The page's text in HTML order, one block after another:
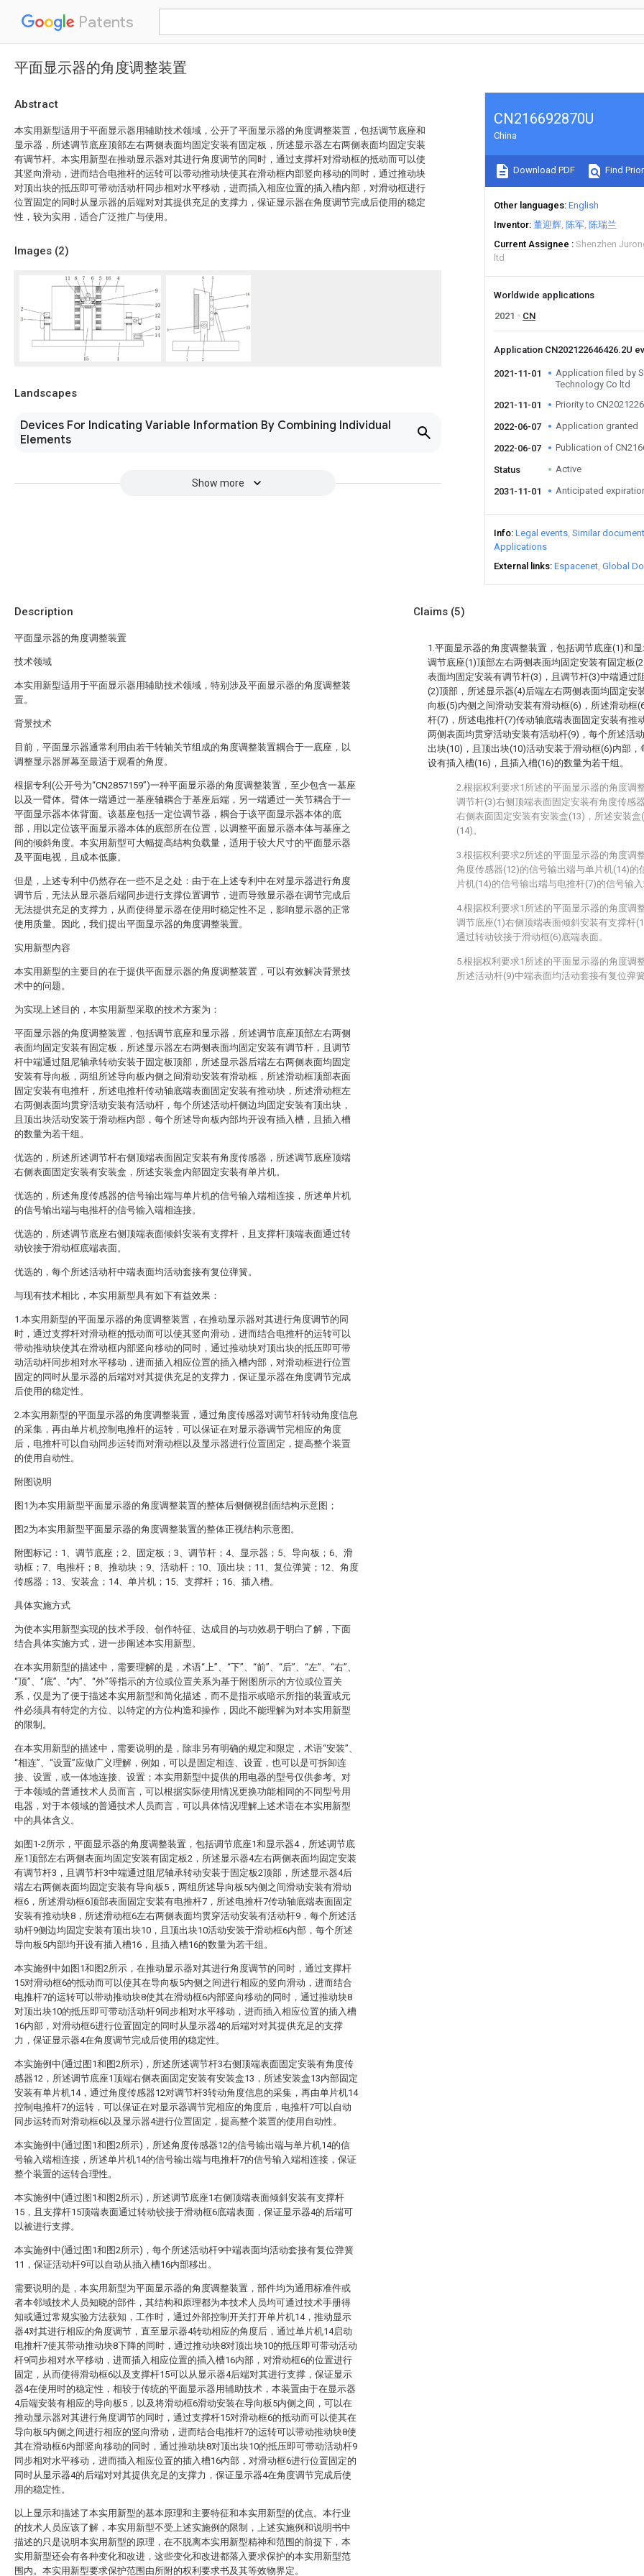
Patents
平面显示器的角度调整装置
Abstract
本实用新型适用于平面显示器用辅助技术领域，公开了平面显示器的角度调整装置，包括调节底座和
显示器，所述调节底座顶部左右两侧表面均固定安装有固定板，所述显示器左右两侧表面均固定安装
有调节杆。本实用新型在推动显示器对其进行角度调节的同时，通过支撑杆对滑动框的抵动而可以使
其竖向滑动，进而结合电推杆的运转可以带动推动块使其在滑动框内部竖向移动的同时，通过推动块
对顶出块的抵压即可带动活动杆同步相对水平移动，进而插入相应位置的插入槽内部，对滑动框进行
位置固定的同时从显示器的后端对对其提供充足的支撑力，保证显示器在角度调节完成后使用的稳定
性，较为实用，适合广泛推广与使用。
Images (2)
Landscapes
Devices For Indicating Variable Information By Combining Individual
Elements
Show more
CN216692870U
China
Download PDF Find
Other languages English
Inventor 董迎辉 陈军 陈瑞兰
Current Assignee
Shenzhen
ltd
Worldwide applications
2021
CN
Application CN202122646426.2U
2021-11-01
Application filed by
Technology Co ltd
2021-11-01
Priority to
2022-06-07 Application granted
2022-06-07 Publication of
Status Active
2031-11-01 Anticipated
Info Legal events Similar
Applications
External links Espacenet Global
Description
平面显示器的角度调整装置
技术领域
本实用新型适用于平面显示器用辅助技术领域，特别涉及平面显示器的角度调整装
置。
背景技术
目前，平面显示器通常利用由若干转轴关节组成的角度调整装置耦合于一底座，以
调整显示器屏幕至最适于观看的角度。
根据专利(公开号为“CN2857159”)一种平面显示器的角度调整装置，至少包含一基座
以及一臂体。臂体一端通过一基座轴耦合于基座后端，另一端通过一关节耦合于一
平面显示器本体背面。该基座包括一定位调节器，耦合于该平面显示器本体的底
部，用以定位该平面显示器本体的底部所在位置，以调整平面显示器本体与基座之
间的倾斜角度。本实用新型可大幅提高结构负载量，适用于较大尺寸的平面显示器
及平面电视，且成本低廉。
但是，上述专利中仍然存在一些不足之处：由于在上述专利中在对显示器进行角度
调节后，无法从显示器后端同步进行支撑位置调节，进而导致显示器在调节完成后
无法提供充足的支撑力，从而使得显示器在使用时稳定性不足，影响显示器的正常
使用质量。因此，我们提出平面显示器的角度调整装置。
实用新型内容
本实用新型的主要目的在于提供平面显示器的角度调整装置，可以有效解决背景技
术中的问题。
为实现上述目的，本实用新型采取的技术方案为：
平面显示器的角度调整装置，包括调节底座和显示器，所述调节底座顶部左右两侧
表面均固定安装有固定板，所述显示器左右两侧表面均固定安装有调节杆，且调节
杆中端通过阻尼轴承转动安装于固定板顶部，所述显示器后端左右两侧表面均固定
安装有导向板，两组所述导向板内侧之间滑动安装有滑动框，所述滑动框顶部表面
固定安装有电推杆，所述电推杆传动轴底端表面固定安装有推动块，所述滑动框左
右两侧表面均贯穿活动安装有活动杆，每个所述活动杆侧边均固定安装有顶出块，
且顶出块活动安装于滑动框内部，每个所述导向板内部均开设有插入槽，且插入槽
的数量为若干组。
优选的，所述所述调节杆右侧顶端表面固定安装有角度传感器，所述调节底座顶端
右侧表面固定安装有安装盒，所述安装盒内部固定安装有单片机。
优选的，所述角度传感器的信号输出端与单片机的信号输入端相连接，所述单片机
的信号输出端与电推杆的信号输入端相连接。
优选的，所述调节底座右侧顶端表面倾斜安装有支撑杆，且支撑杆顶端表面通过转
动铰接于滑动框底端表面。
优选的，每个所述活动杆中端表面均活动套接有复位弹簧。
与现有技术相比，本实用新型具有如下有益效果：
1.本实用新型的平面显示器的角度调整装置，在推动显示器对其进行角度调节的同
时，通过支撑杆对滑动框的抵动而可以使其竖向滑动，进而结合电推杆的运转可以
带动推动块使其在滑动框内部竖向移动的同时，通过推动块对顶出块的抵压即可带
动活动杆同步相对水平移动，进而插入相应位置的插入槽内部，对滑动框进行位置
固定的同时从显示器的后端对对其提供充足的支撑力，保证显示器在角度调节完成
后使用的稳定性。
2.本实用新型的平面显示器的角度调整装置，通过角度传感器对调节杆转动角度信息
的采集，再由单片机控制电推杆的运转，可以保证在对显示器调节完相应的角度
后，电推杆可以自动同步运转而对滑动框以及显示器进行位置固定，提高整个装置
的使用自动性。
附图说明
图1为本实用新型平面显示器的角度调整装置的整体后侧侧视剖面结构示意图；
图2为本实用新型平面显示器的角度调整装置的整体正视结构示意图。
附图标记：1、调节底座；2、固定板；3、调节杆；4、显示器；5、导向板；6、滑
动框；7、电推杆；8、推动块；9、活动杆；10、顶出块；11、复位弹簧；12、角度
传感器；13、安装盒；14、单片机；15、支撑杆；16、插入槽。
具体实施方式
为使本实用新型实现的技术手段、创作特征、达成目的与功效易于明白了解，下面
结合具体实施方式，进一步阐述本实用新型。
在本实用新型的描述中，需要理解的是，术语“上”、“下”、“前”、“后”、“左”、“右”、
“顶”、“底”、“内”、“外”等指示的方位或位置关系为基于附图所示的方位或位置关
系，仅是为了便于描述本实用新型和简化描述，而不是指示或暗示所指的装置或元
件必须具有特定的方位、以特定的方位构造和操作，因此不能理解为对本实用新型
的限制。
在本实用新型的描述中，需要说明的是，除非另有明确的规定和限定，术语“安装”、
“相连”、“设置”应做广义理解，例如，可以是固定相连、设置，也可以是可拆卸连
接、设置，或一体地连接、设置；本实用新型中提供的用电器的型号仅供参考。对
于本领域的普通技术人员而言，可以根据实际使用情况更换功能相同的不同型号用
电器，对于本领域的普通技术人员而言，可以具体情况理解上述术语在本实用新型
中的具体含义。
如图1-2所示，平面显示器的角度调整装置，包括调节底座1和显示器4，所述调节底
座1顶部左右两侧表面均固定安装有固定板2，所述显示器4左右两侧表面均固定安装
有调节杆3，且调节杆3中端通过阻尼轴承转动安装于固定板2顶部，所述显示器4后
端左右两侧表面均固定安装有导向板5，两组所述导向板5内侧之间滑动安装有滑动
框6，所述滑动框6顶部表面固定安装有电推杆7，所述电推杆7传动轴底端表面固定
安装有推动块8，所述滑动框6左右两侧表面均贯穿活动安装有活动杆9，每个所述活
动杆9侧边均固定安装有顶出块10，且顶出块10活动安装于滑动框6内部，每个所述
导向板5内部均开设有插入槽16，且插入槽16的数量为若干组。
本实施例中如图1和图2所示，在推动显示器对其进行角度调节的同时，通过支撑杆
15对滑动框6的抵动而可以使其在导向板5内侧之间进行相应的竖向滑动，进而结合
电推杆7的运转可以带动推动块8使其在滑动框6内部竖向移动的同时，通过推动块8
对顶出块10的抵压即可带动活动杆9同步相对水平移动，进而插入相应位置的插入槽
16内部，对滑动框6进行位置固定的同时从显示器4的后端对对其提供充足的支撑
力，保证显示器4在角度调节完成后使用的稳定性。
本实施例中(通过图1和图2所示)，所述所述调节杆3右侧顶端表面固定安装有角度传
感器12，所述调节底座1顶端右侧表面固定安装有安装盒13，所述安装盒13内部固定
安装有单片机14，通过角度传感器12对调节杆3转动角度信息的采集，再由单片机14
控制电推杆7的运转，可以保证在对显示器调节完相应的角度后，电推杆7可以自动
同步运转而对滑动框6以及显示器4进行位置固定，提高整个装置的使用自动性。
本实施例中(通过图1和图2所示)，所述角度传感器12的信号输出端与单片机14的信
号输入端相连接，所述单片机14的信号输出端与电推杆7的信号输入端相连接，保证
整个装置的运转合理性。
本实施例中(通过图1和图2所示)，所述调节底座1右侧顶端表面倾斜安装有支撑杆
15，且支撑杆15顶端表面通过转动铰接于滑动框6底端表面，保证显示器4的后端可
以被进行支撑。
本实施例中(通过图1和图2所示)，每个所述活动杆9中端表面均活动套接有复位弹簧
11，保证活动杆9可以自动从插入槽16内部移出。
需要说明的是，本实用新型为平面显示器的角度调整装置，部件均为通用标准件或
者本邻域技术人员知晓的部件，其结构和原理都为本技术人员均可通过技术手册得
知或通过常规实验方法获知，工作时，通过外部控制开关打开单片机14，推动显示
器4对其进行相应的角度调节，直至显示器4转动相应的角度后，通过单片机14启动
电推杆7使其带动推动块8下降的同时，通过推动块8对顶出块10的抵压即可带动活动
杆9同步相对水平移动，进而插入相应位置的插入槽16内部，对滑动框6的位置进行
固定，从而使得滑动框6以及支撑杆15可以从显示器4后端对其进行支撑，保证显示
器4在使用时的稳定性，相较于传统的平面显示器用辅助技术，本装置由于在显示器
4后端安装有相应的导向板5，以及将滑动框6滑动安装在导向板5内侧之间，可以在
推动显示器对其进行角度调节的同时，通过支撑杆15对滑动框6的抵动而可以使其在
导向板5内侧之间进行相应的竖向滑动，进而结合电推杆7的运转可以带动推动块8使
其在滑动框6内部竖向移动的同时，通过推动块8对顶出块10的抵压即可带动活动杆9
同步相对水平移动，进而插入相应位置的插入槽16内部，对滑动框6进行位置固定的
同时从显示器4的后端对对其提供充足的支撑力，保证显示器4在角度调节完成后使
用的稳定性。
以上显示和描述了本实用新型的基本原理和主要特征和本实用新型的优点。本行业
的技术人员应该了解，本实用新型不受上述实施例的限制，上述实施例和说明书中
描述的只是说明本实用新型的原理，在不脱离本实用新型精神和范围的前提下，本
实用新型还会有各种变化和改进，这些变化和改进都落入要求保护的本实用新型范
围内。本实用新型要求保护范围由所附的权利要求书及其等效物界定。
Claims (5)
1.平面显示器的角度调整装置，包括调节底座(1)和
调节底座(1)顶部左右两侧表面均固定安装有固定板
表面均固定安装有调节杆(3)，且调节杆(3)中端通过
(2)顶部，所述显示器(4)后端左右两侧表面均固定安
向板(5)内侧之间滑动安装有滑动框(6)，所述滑动框
杆(7)，所述电推杆(7)传动轴底端表面固定安装有推
两侧表面均贯穿活动安装有活动杆(9)，每个所述活
出块(10)，且顶出块(10)活动安装于滑动框(6)内部
设有插入槽(16)，且插入槽(16)的数量为若干组。
2.根据权利要求1所述的平面显示器的角度调
调节杆(3)右侧顶端表面固定安装有角度传感
右侧表面固定安装有安装盒(13)，所述安装
(14)。
3.根据权利要求2所述的平面显示器的角度调
角度传感器(12)的信号输出端与单片机(14)的
片机(14)的信号输出端与电推杆(7)的信号输
4.根据权利要求1所述的平面显示器的角度调
调节底座(1)右侧顶端表面倾斜安装有支撑杆
通过转动铰接于滑动框(6)底端表面。
5.根据权利要求1所述的平面显示器的角度调
所述活动杆(9)中端表面均活动套接有复位弹